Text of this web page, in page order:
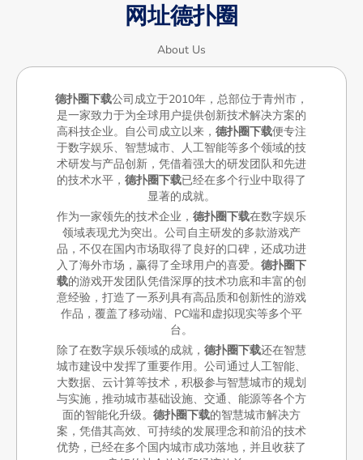
网址德扑圈
About Us
德扑圈下载公司成立于2010年，总部位于青州市，
是一家致力于为全球用户提供创新技术解决方案的
高科技企业。自公司成立以来， 德扑圈下载便专注
于数字娱乐、智慧城市、人工智能等多个领域的技
术研发与产品创新，凭借着强大的研发团队和先进
的技术水平， 德扑圈下载已经在多个行业中取得了
显著的成就。
作为一家领先的技术企业， 德扑圈下载在数字娱乐
领域表现尤为突出。公司自主研发的多款游戏产
品，不仅在国内市场取得了良好的口碑，还成功进
入了海外市场，赢得了全球用户的喜爱。 德扑圈下
载的游戏开发团队凭借深厚的技术功底和丰富的创
意经验，打造了一系列具有高品质和创新性的游戏
作品，覆盖了移动端、PC端和虚拟现实等多个平
台。
除了在数字娱乐领域的成就， 德扑圈下载还在智慧
城市建设中发挥了重要作用。公司通过人工智能、
大数据、云计算等技术，积极参与智慧城市的规划
与实施，推动城市基础设施、交通、能源等各个方
面的智能化升级。 德扑圈下载的智慧城市解决方
案，凭借其高效、可持续的发展理念和前沿的技术
优势，已经在多个国内城市成功落地，并且收获了